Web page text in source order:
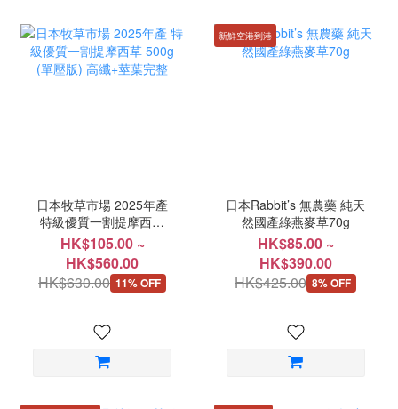
日本牧草市場 2025年產
特級優質一割提摩西草
500g (單壓版) 高纖+莖葉
完整
HK$105.00 ~
HK$560.00
HK$630.00 11% OFF
新鮮空港到港
日本Rabbit’s 無農藥 純天
然國產綠燕麥草70g
HK$85.00 ~
HK$390.00
HK$425.00 8% OFF